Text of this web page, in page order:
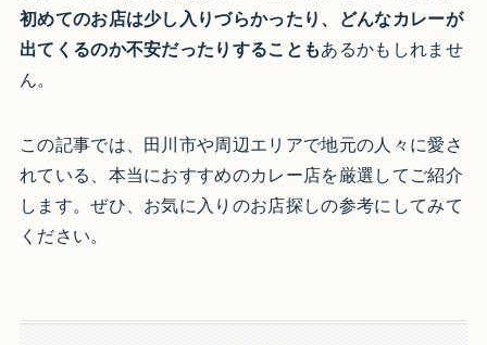
初めてのお店は少し入りづらかったり、どんなカレーが
出てくるのか不安だったりすることもあるかもしれませ
ん。
この記事では、田川市や周辺エリアで地元の人々に愛さ
れている、本当におすすめのカレー店を厳選してご紹介
します。ぜひ、お気に入りのお店探しの参考にしてみて
ください。